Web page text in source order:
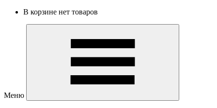
В корзине нет товаров
Меню